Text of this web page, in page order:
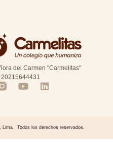
del Carmen "Carmelitas"
20215644431
· Todos los derechos reservados.